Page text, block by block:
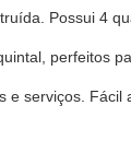
Possui 4
perfeitos
serviços.